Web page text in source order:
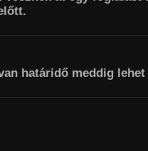
határidő meddig